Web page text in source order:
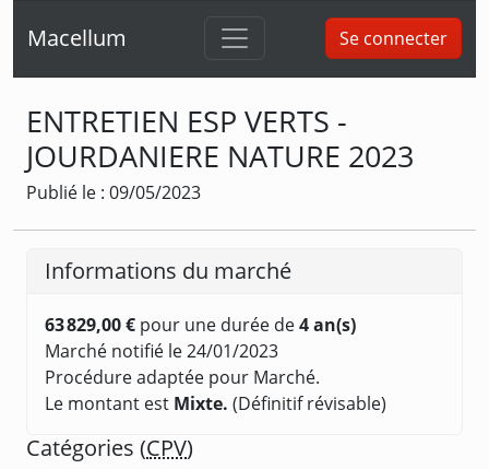
Macellum Se connecter
ENTRETIEN ESP VERTS -
JOURDANIERE NATURE 2023
Publié le : 09/05/2023
Informations du marché
63 829,00 € pour une durée de4 an(s)
Marché notifié le 24/01/2023
Procédure adaptée pour Marché.
Le montant est Mixte. (Définitif révisable)
Catégories (CPV)